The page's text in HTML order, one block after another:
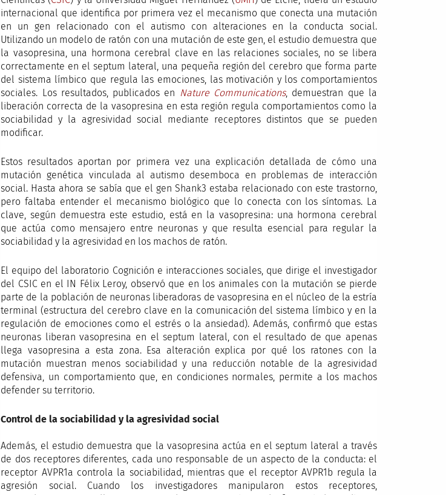
internacional que identifica por primera vez el mecanismo que conecta una mutación
en un gen relacionado con el autismo con alteraciones en la conducta social.
Utilizando un modelo de ratón con una mutación de este gen, el estudio demuestra que
la vasopresina, una hormona cerebral clave en las relaciones sociales, no se libera
correctamente en el septum lateral, una pequeña región del cerebro que forma parte
del sistema límbico que regula las emociones, las motivación y los comportamientos
sociales. Los resultados, publicados en Nature Communications, demuestran que la
liberación correcta de la vasopresina en esta región regula comportamientos como la
sociabilidad y la agresividad social mediante receptores distintos que se pueden
modificar.
Estos resultados aportan por primera vez una explicación detallada de cómo una
mutación genética vinculada al autismo desemboca en problemas de interacción
social. Hasta ahora se sabía que el gen Shank3 estaba relacionado con este trastorno,
pero faltaba entender el mecanismo biológico que lo conecta con los síntomas. La
clave, según demuestra este estudio, está en la vasopresina: una hormona cerebral
que actúa como mensajero entre neuronas y que resulta esencial para regular la
sociabilidad y la agresividad en los machos de ratón.
El equipo del laboratorio Cognición e interacciones sociales, que dirige el investigador
del CSIC en el IN Félix Leroy, observó que en los animales con la mutación se pierde
parte de la población de neuronas liberadoras de vasopresina en el núcleo de la estría
terminal (estructura del cerebro clave en la comunicación del sistema límbico y en la
regulación de emociones como el estrés o la ansiedad). Además, confirmó que estas
neuronas liberan vasopresina en el septum lateral, con el resultado de que apenas
llega vasopresina a esta zona. Esa alteración explica por qué los ratones con la
mutación muestran menos sociabilidad y una reducción notable de la agresividad
defensiva, un comportamiento que, en condiciones normales, permite a los machos
defender su territorio.
Control de la sociabilidad y la agresividad social
Además, el estudio demuestra que la vasopresina actúa en el septum lateral a través
de dos receptores diferentes, cada uno responsable de un aspecto de la conducta: el
receptor AVPR1a controla la sociabilidad, mientras que el receptor AVPR1b regula la
agresión social. Cuando los investigadores manipularon estos receptores,